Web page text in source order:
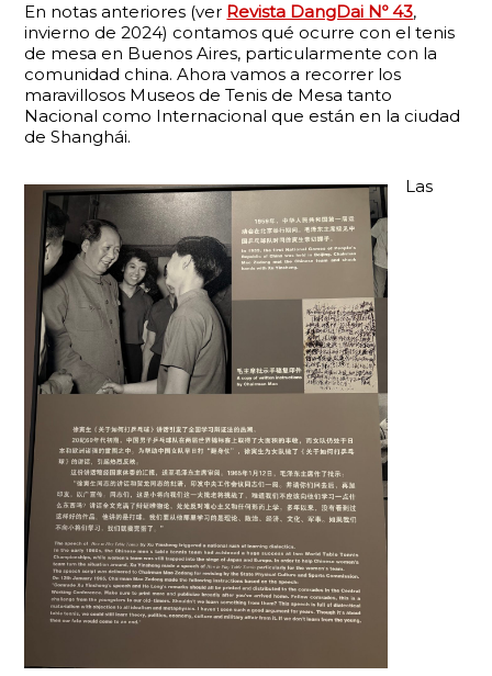
En notas anteriores (ver Revista DangDai Nº 43,
invierno de 2024) contamos qué ocurre con el tenis
de mesa en Buenos Aires, particularmente con la
comunidad china. Ahora vamos a recorrer los
maravillosos Museos de Tenis de Mesa tanto
Nacional como Internacional que están en la ciudad
de Shanghái.
Las